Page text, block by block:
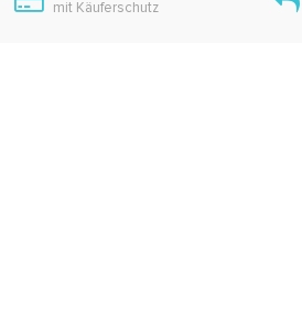
mit Käuferschutz